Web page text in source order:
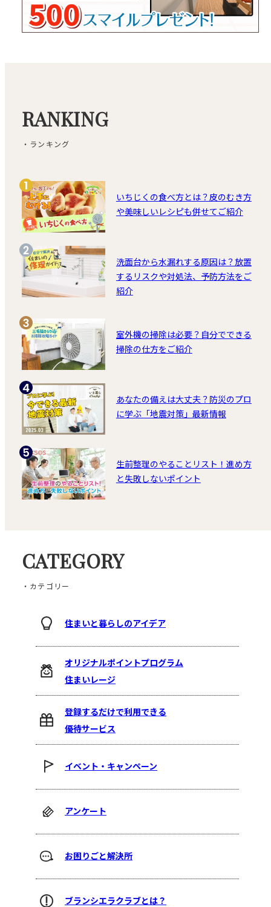
RANKING
・ランキング
いちじくの食べ方とは？皮のむき方
や美味しいレシピも併せてご紹介
洗面台から水漏れする原因は？放置
するリスクや対処法、予防方法をご
紹介
室外機の掃除は必要？自分でできる
掃除の仕方をご紹介
あなたの備えは大丈夫？防災のプロ
に学ぶ「地震対策」最新情報
生前整理のやることリスト！進め方
と失敗しないポイント
CATEGORY
・カテゴリー
住まいと暮らしのアイデア
オリジナルポイントプログラム
住まいレージ
登録するだけで利用できる
優待サービス
イベント・キャンペーン
アンケート
お困りごと解決所
ブランシエラクラブとは？